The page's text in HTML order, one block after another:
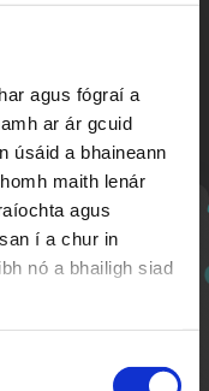
agus fógraí a
ar ár gcuid
úsáid a bhaineann
maith lenár
agus
í a chur in
nó a bhailigh siad